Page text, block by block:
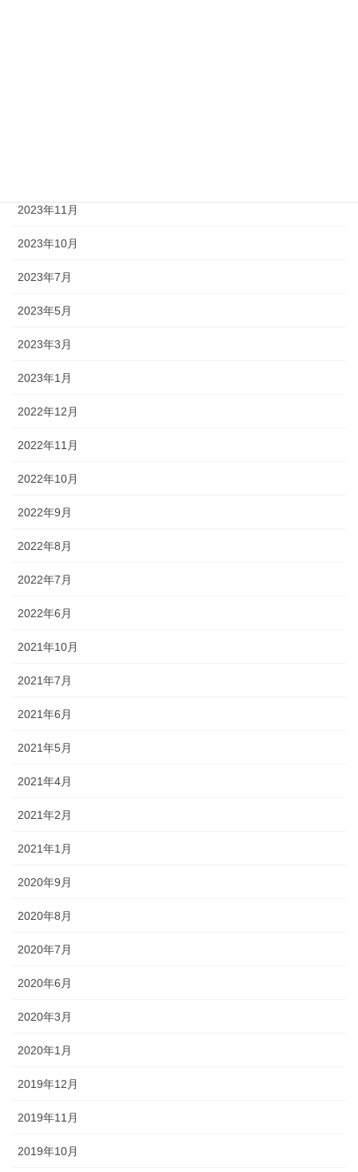
2023年11月
2023年10月
2023年7月
2023年5月
2023年3月
2023年1月
2022年12月
2022年11月
2022年10月
2022年9月
2022年8月
2022年7月
2022年6月
2021年10月
2021年7月
2021年6月
2021年5月
2021年4月
2021年2月
2021年1月
2020年9月
2020年8月
2020年7月
2020年6月
2020年3月
2020年1月
2019年12月
2019年11月
2019年10月